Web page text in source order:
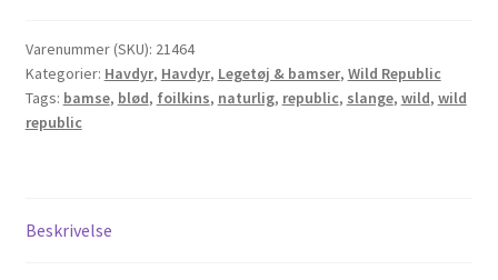
Varenummer (SKU): 21464
Kategorier: Havdyr, Havdyr, Legetøj & bamser, Wild Republic
Tags: bamse, blød, foilkins, naturlig, republic, slange, wild, wild
republic
Beskrivelse